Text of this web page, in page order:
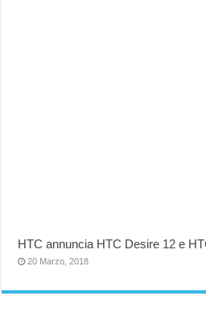
HTC annuncia HTC Desire 12 e
20 Marzo, 2018